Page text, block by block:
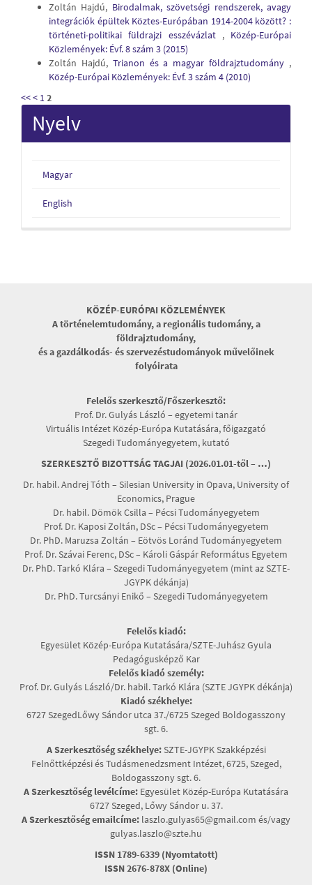
Zoltán Hajdú, Birodalmak, szövetségi rendszerek, avagy
integrációk épültek Köztes-Európában 1914-2004 között? :
történeti-politikai füldrajzi esszévázlat , Közép-Európai
Közlemények: Évf. 8 szám 3 (2015)
Zoltán Hajdú, Trianon és a magyar földrajztudomány ,
Közép-Európai Közlemények: Évf. 3 szám 4 (2010)
<<< 12
Nyelv
Magyar
English
KÖZÉP-EURÓPAI KÖZLEMÉNYEK
A történelemtudomány, a regionális tudomány, a
földrajztudomány,
és a gazdálkodás- és szervezéstudományok művelőinek
folyóirata
Felelős szerkesztő/Főszerkesztő:
Prof. Dr. Gulyás László – egyetemi tanár
Virtuális Intézet Közép-Európa Kutatására, főigazgató
Szegedi Tudományegyetem, kutató
SZERKESZTŐ BIZOTTSÁG TAGJAI (2026.01.01-től – …)
Dr. habil. Andrej Tóth – Silesian University in Opava, University of
Economics, Prague
Dr. habil. Dömök Csilla – Pécsi Tudományegyetem
Prof. Dr. Kaposi Zoltán, DSc – Pécsi Tudományegyetem
Dr. PhD. Maruzsa Zoltán – Eötvös Loránd Tudományegyetem
Prof. Dr. Szávai Ferenc, DSc – Károli Gáspár Református Egyetem
Dr. PhD. Tarkó Klára – Szegedi Tudományegyetem (mint az SZTE-
JGYPK dékánja)
Dr. PhD. Turcsányi Enikő – Szegedi Tudományegyetem
Felelős kiadó:
Egyesület Közép-Európa Kutatására/SZTE-Juhász Gyula
Pedagógusképző Kar
Felelős kiadó személy:
Prof. Dr. Gulyás László/Dr. habil. Tarkó Klára (SZTE JGYPK dékánja)
Kiadó székhelye:
6727 SzegedLőwy Sándor utca 37./6725 Szeged Boldogasszony
sgt. 6.
A Szerkesztőség székhelye:SZTE-JGYPK Szakképzési
Felnőttképzési és Tudásmenedzsment Intézet, 6725, Szeged,
Boldogasszony sgt. 6.
A Szerkesztőség levélcíme: Egyesület Közép-Európa Kutatására
6727 Szeged, Lőwy Sándor u. 37.
A Szerkesztőség emailcíme: laszlo.gulyas65@gmail.com és/vagy
gulyas.laszlo@szte.hu
ISSN 1789-6339 (Nyomtatott)
ISSN 2676-878X (Online)